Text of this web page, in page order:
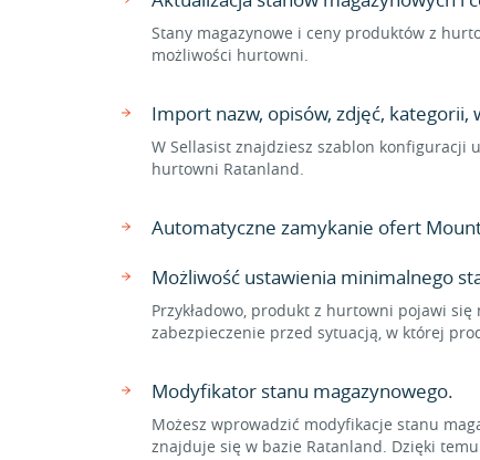
Stany magazynowe i ceny produktów z
możliwości hurtowni.
Import nazw, opisów, zdjęć,
W Sellasist znajdziesz szablon
hurtowni Ratanland.
Automatyczne zamykanie ofert
Możliwość ustawienia minimalnego
Przykładowo, produkt z hurtowni pojawi
zabezpieczenie przed sytuacją, w której
Modyfikator stanu magazynowego.
Możesz wprowadzić modyfikacje stanu
znajduje się w bazie Ratanland. Dzięki